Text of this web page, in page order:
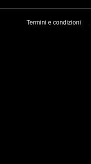
Termini e condizioni